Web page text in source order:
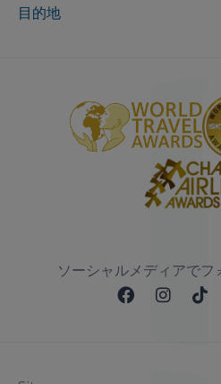
目的地
ソーシャルメディアで